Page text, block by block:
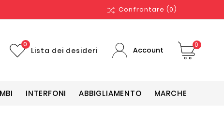
Confrontare (0)
Lista dei desideri
0
Account
0
INTERFONI ABBIGLIAMENTO MARCHE